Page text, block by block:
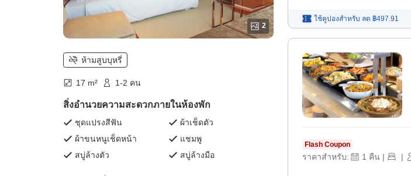
2
ห้ามสูบบุหรี่
17 m² 1-2 คน
สิ่งอำนวยความสะดวกภายในห้องพัก
ชุดแปรงสีฟัน
ผ้าเช็ดตัว
ผ้าขนหนูเช็ดหน้า
แชมพู
สบู่ล้างตัว
สบู่ล้างมือ
ใช้คูปองสำหรับ ลด ฿497.91
Flash Coupon
ราคาสำหรับ: 1 คืน | |